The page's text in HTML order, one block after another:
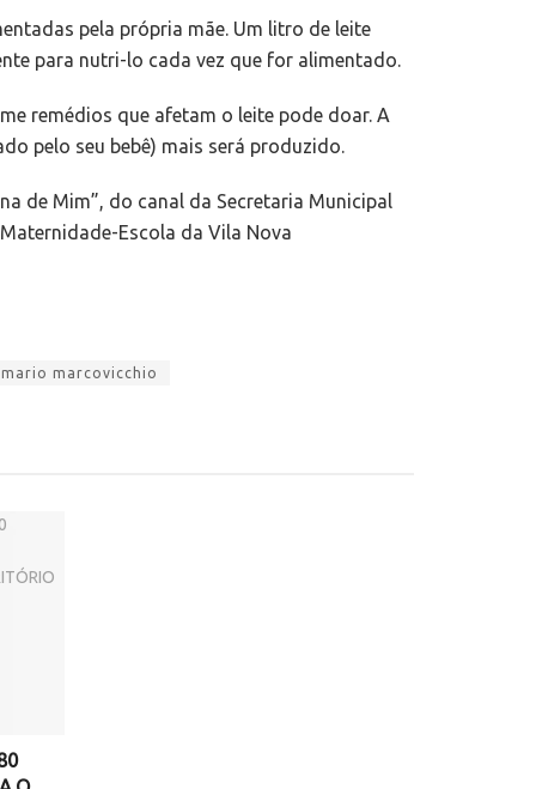
pela própria mãe. Um litro de leite
para nutri-lo cada vez que for alimentado.
remédios que afetam o leite pode doar. A
pelo seu bebê) mais será produzido.
de Mim”, do canal da Secretaria Municipal
Escola da Vila Nova
marcovicchio